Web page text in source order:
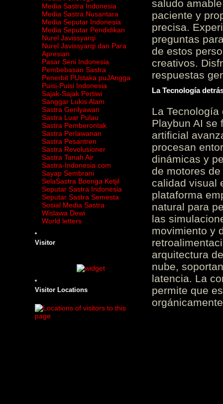
Media Sastra Indonesia
Media Sastra Nusantara
Media Seputar Indonesia
Media Seputar Pendidikan
Nurel Javissyarqi
Nurel Javissyarqi dan Para
Apresian
Pasar Seni Indonesia
Pembebasan Sastra
Penerbit PUstaka puJAngga
Puisi-Puisi Indonesia
Sajak-Sajak Pertiwi
Sanggar Lukis Alam
Sastra Gerilyawan
Sastra Luar Pulau
Sastra Pemberontak
Sastra Perlawanan
Sastra Pesantren
Sastra Revolusioner
Sastra Tanah Air
Sastra-Indonesia.com
Sayap Sembrani
SelaSastra Boenga Ketjil
Seputar Sastra Indonesia
Seputar Sastra Semesta
Sosial Media Sastra
Wislawa Dewi
World letters
Visitor
Visitor Locations
saludo
paciente y
precisa.
preguntas
de estos
creativos.
respuestas
La Tecnología
La
Playbun AI se
artificial
procesan
dinámicas y
de motores
calidad visual
plataforma
natural para
las
movimiento y
arquitectura
nube,
latencia. La
permite que